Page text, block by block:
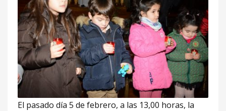
El pasado día 5 de febrero, a las 13,00 horas, la